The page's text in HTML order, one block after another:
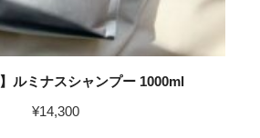
】ルミナスシャンプー 1000ml
¥14,300